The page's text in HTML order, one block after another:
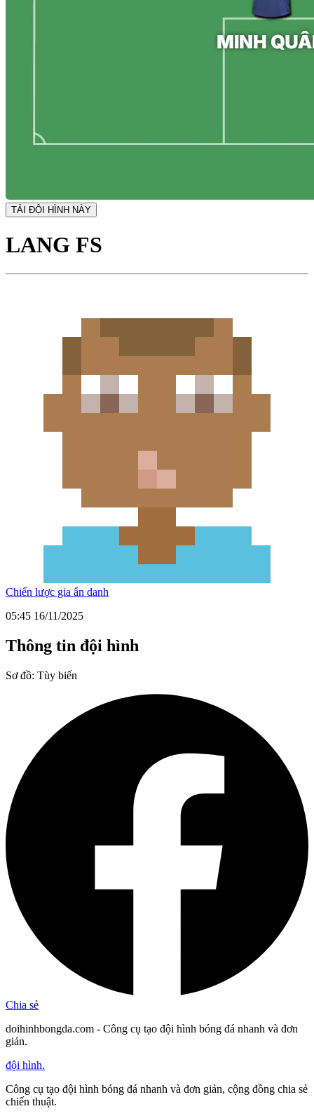
TẢI ĐỘI HÌNH NÀY
LANG FS
Chiến lược gia ẩn danh
05:45 16/11/2025
Thông tin đội hình
Sơ đồ: Tùy biến
Chia sẻ
doihinhbongda.com - Công cụ tạo đội hình bóng đá nhanh và đơn
giản.
đội hình.
Công cụ tạo đội hình bóng đá nhanh và đơn giản, cộng đồng chia sẻ
chiến thuật.